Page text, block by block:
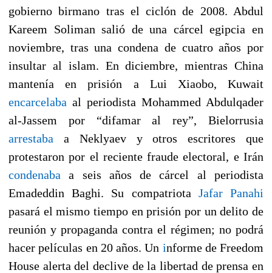
gobierno birmano tras el ciclón de 2008. Abdul
Kareem Soliman salió de una cárcel egipcia en
noviembre, tras una condena de cuatro años por
insultar al islam. En diciembre, mientras China
mantenía en prisión a Lui Xiaobo, Kuwait
encarcelaba al periodista Mohammed Abdulqader
al-Jassem por “difamar al rey”, Bielorrusia
arrestaba a Neklyaev y otros escritores que
protestaron por el reciente fraude electoral, e Irán
condenaba a seis años de cárcel al periodista
Emadeddin Baghi. Su compatriota Jafar Panahi
pasará el mismo tiempo en prisión por un delito de
reunión y propaganda contra el régimen; no podrá
hacer películas en 20 años. Un informe de Freedom
House alerta del declive de la libertad de prensa en